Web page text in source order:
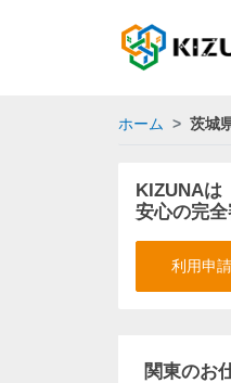
ホーム 茨城
KIZUNAは
安心の完全
利用申
関東のお